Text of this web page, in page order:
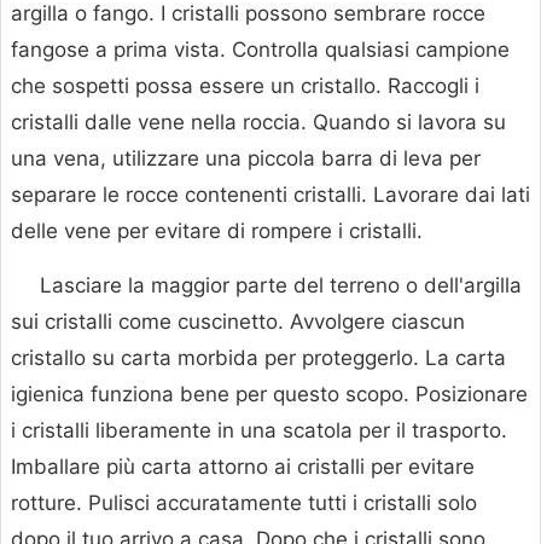
argilla o fango. I cristalli possono sembrare rocce
fangose ​​a prima vista. Controlla qualsiasi campione
che sospetti possa essere un cristallo. Raccogli i
cristalli dalle vene nella roccia. Quando si lavora su
una vena, utilizzare una piccola barra di leva per
separare le rocce contenenti cristalli. Lavorare dai lati
delle vene per evitare di rompere i cristalli.
Lasciare la maggior parte del terreno o dell'argilla
sui cristalli come cuscinetto. Avvolgere ciascun
cristallo su carta morbida per proteggerlo. La carta
igienica funziona bene per questo scopo. Posizionare
i cristalli liberamente in una scatola per il trasporto.
Imballare più carta attorno ai cristalli per evitare
rotture. Pulisci accuratamente tutti i cristalli solo